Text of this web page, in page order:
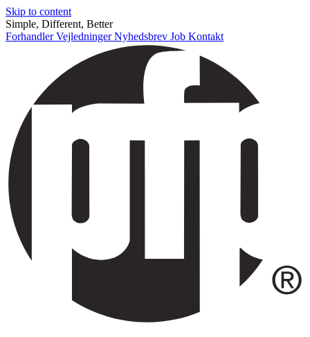
Skip to content
Simple, Different, Better
ForhandlerVejledningerNyhedsbrev Job Kontakt